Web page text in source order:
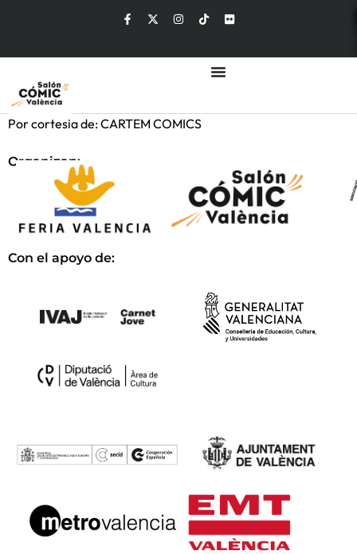
Por cortesia de: CARTEM COMICS
Organizan:
Con el apoyo de: